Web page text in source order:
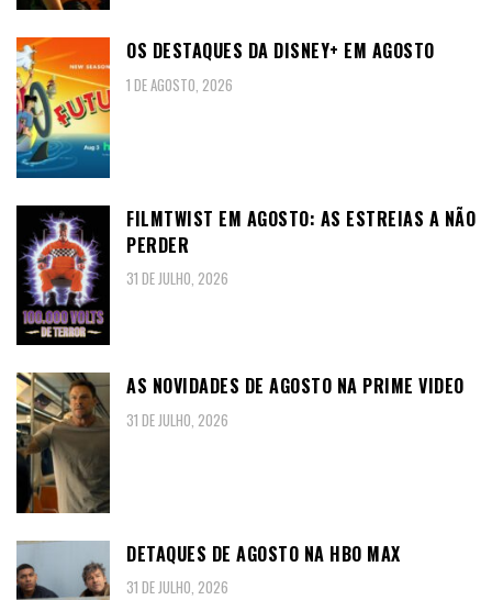
OS DESTAQUES DA DISNEY+ EM AGOSTO
1 DE AGOSTO, 2026
FILMTWIST EM AGOSTO: AS ESTREIAS A NÃO
PERDER
31 DE JULHO, 2026
AS NOVIDADES DE AGOSTO NA PRIME VIDEO
31 DE JULHO, 2026
DETAQUES DE AGOSTO NA HBO MAX
31 DE JULHO, 2026